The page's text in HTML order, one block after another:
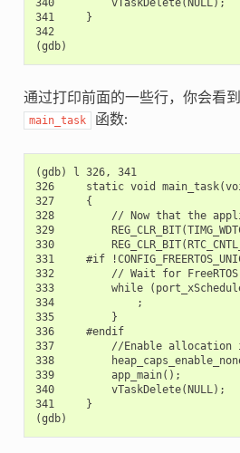
340         vTaskDelete(NULL);
341     }
342
通过打印前面的一些行，你会看
main_task 函数:
(gdb) l 326, 341
326     static void
327     {
328         // Now that the
329
330
331     #if
332         // Wait for
333         while
334             ;
335         }
336     #endif
337         //Enable allocation
338
339         app_main();
340         vTaskDelete(NULL);
341     }